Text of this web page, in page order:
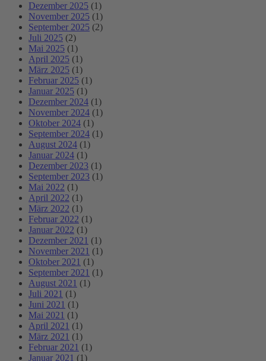
Dezember 2025 (1)
November 2025 (1)
September 2025 (2)
Juli 2025 (2)
Mai 2025 (1)
April 2025 (1)
März 2025 (1)
Februar 2025 (1)
Januar 2025 (1)
Dezember 2024 (1)
November 2024 (1)
Oktober 2024 (1)
September 2024 (1)
August 2024 (1)
Januar 2024 (1)
Dezember 2023 (1)
September 2023 (1)
Mai 2022 (1)
April 2022 (1)
März 2022 (1)
Februar 2022 (1)
Januar 2022 (1)
Dezember 2021 (1)
November 2021 (1)
Oktober 2021 (1)
September 2021 (1)
August 2021 (1)
Juli 2021 (1)
Juni 2021 (1)
Mai 2021 (1)
April 2021 (1)
März 2021 (1)
Februar 2021 (1)
Januar 2021 (1)